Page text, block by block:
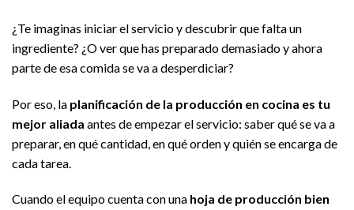
¿Te imaginas iniciar el servicio y descubrir que falta un
ingrediente? ¿O ver que has preparado demasiado y ahora
parte de esa comida se va a desperdiciar?
Por eso, la planificación de la producción en cocina es tu
mejor aliada antes de empezar el servicio: saber qué se va a
preparar, en qué cantidad, en qué orden y quién se encarga de
cada tarea.
Cuando el equipo cuenta con una hoja de producción bien